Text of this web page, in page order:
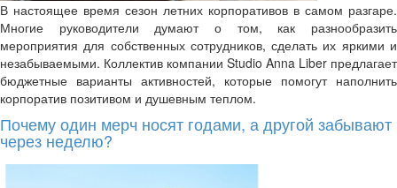
В настоящее время сезон летних корпоративов в самом разгаре.
Многие руководители думают о том, как разнообразить
мероприятия для собственных сотрудников, сделать их яркими и
незабываемыми. Коллектив компании Studio Anna Liber предлагает
бюджетные варианты активностей, которые помогут наполнить
корпоратив позитивом и душевным теплом.
Почему один мерч носят годами, а другой забывают
через неделю?